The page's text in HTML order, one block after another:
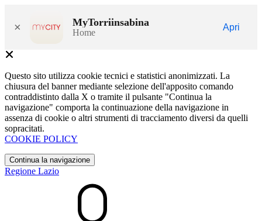
× MyTorriinsabina
Home
Apri
Questo sito utilizza cookie tecnici e statistici anonimizzati. La
chiusura del banner mediante selezione dell'apposito comando
contraddistinto dalla X o tramite il pulsante "Continua la
navigazione" comporta la continuazione della navigazione in
assenza di cookie o altri strumenti di tracciamento diversi da quelli
sopracitati.
COOKIE POLICY
Continua la navigazione
Regione Lazio